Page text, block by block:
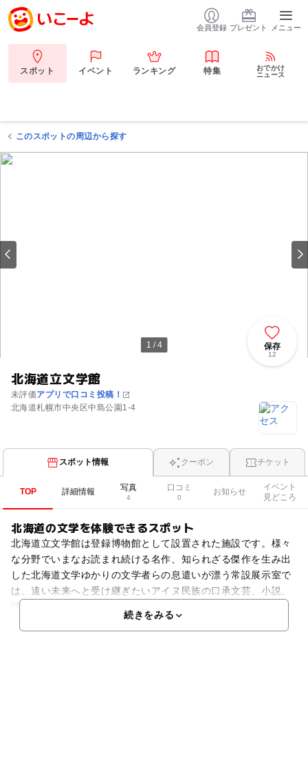
会員登録 プレゼント メニュー
スポット イベント ランキング 特集
おでかけ
ニュース
このスポットの周辺から探す
1 / 4
北海道立文学館
未評価アプリで口コミ投稿！
北海道札幌市中央区中島公園1-4
保存
12
スポット情報 クーポン チケット
TOP 詳細情報 写真
4
口コミ
0
お知らせ
イベント
見どころ
北海道の文学を体験できるスポット
北海道立文学館は登録博物館として設置された施設です。様々
な分野でいまなお読まれ続ける名作、知られざる傑作を生み出
した北海道文学ゆかりの文学者らの息遣いが漂う常設展示室で
は、遠い未来へと受け継ぎたいアイヌ民族の口承文芸、小説、
評論・エッセイ、詩、短歌、俳句、川柳、さらには児童文学な
続きをみる